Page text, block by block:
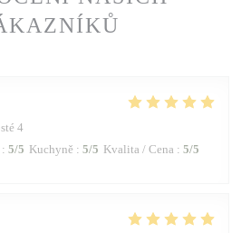
4
: 5/5 Kuchyně : 5/5 Kvalita / Cena : 5/5